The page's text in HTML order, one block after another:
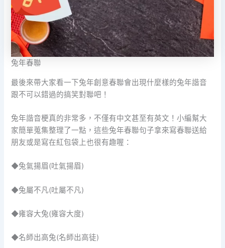
兔年春聯
最後來帶大家看一下兔年創意春聯會出現什麼樣的兔年諧音
跟不可以錯過的搞笑對聯吧！
兔年諧音梗真的非常多，不僅有中文甚至有英文！小編幫大
家簡單蒐集整理了一點，這些兔年春聯句子拿來寫春聯送給
朋友或是寫在紅包袋上也很有趣喔：
◆兔氣揚眉(吐氣揚眉)
◆兔屬不凡(吐屬不凡)
◆雍容大兔(雍容大度)
◆名師出高兔(名師出高徒)